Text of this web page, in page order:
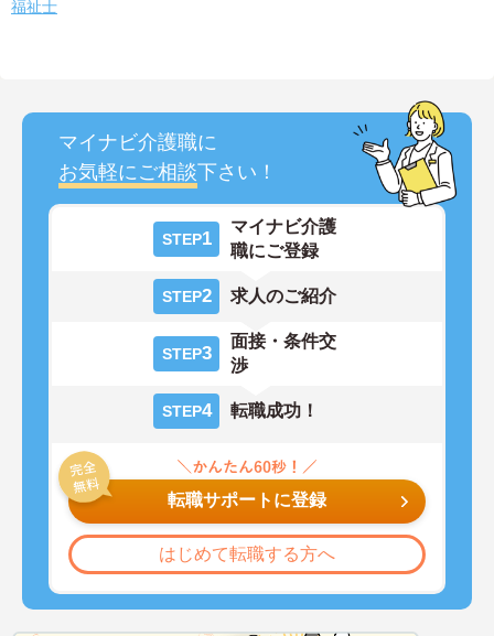
福祉士
マイナビ介護職に
お気軽にご相談下さい！
STEP1
マイナビ介護
職にご登録
STEP2 求人のご紹介
STEP3
面接・条件交
渉
STEP4 転職成功！
転職サポートに登録
はじめて転職する方へ